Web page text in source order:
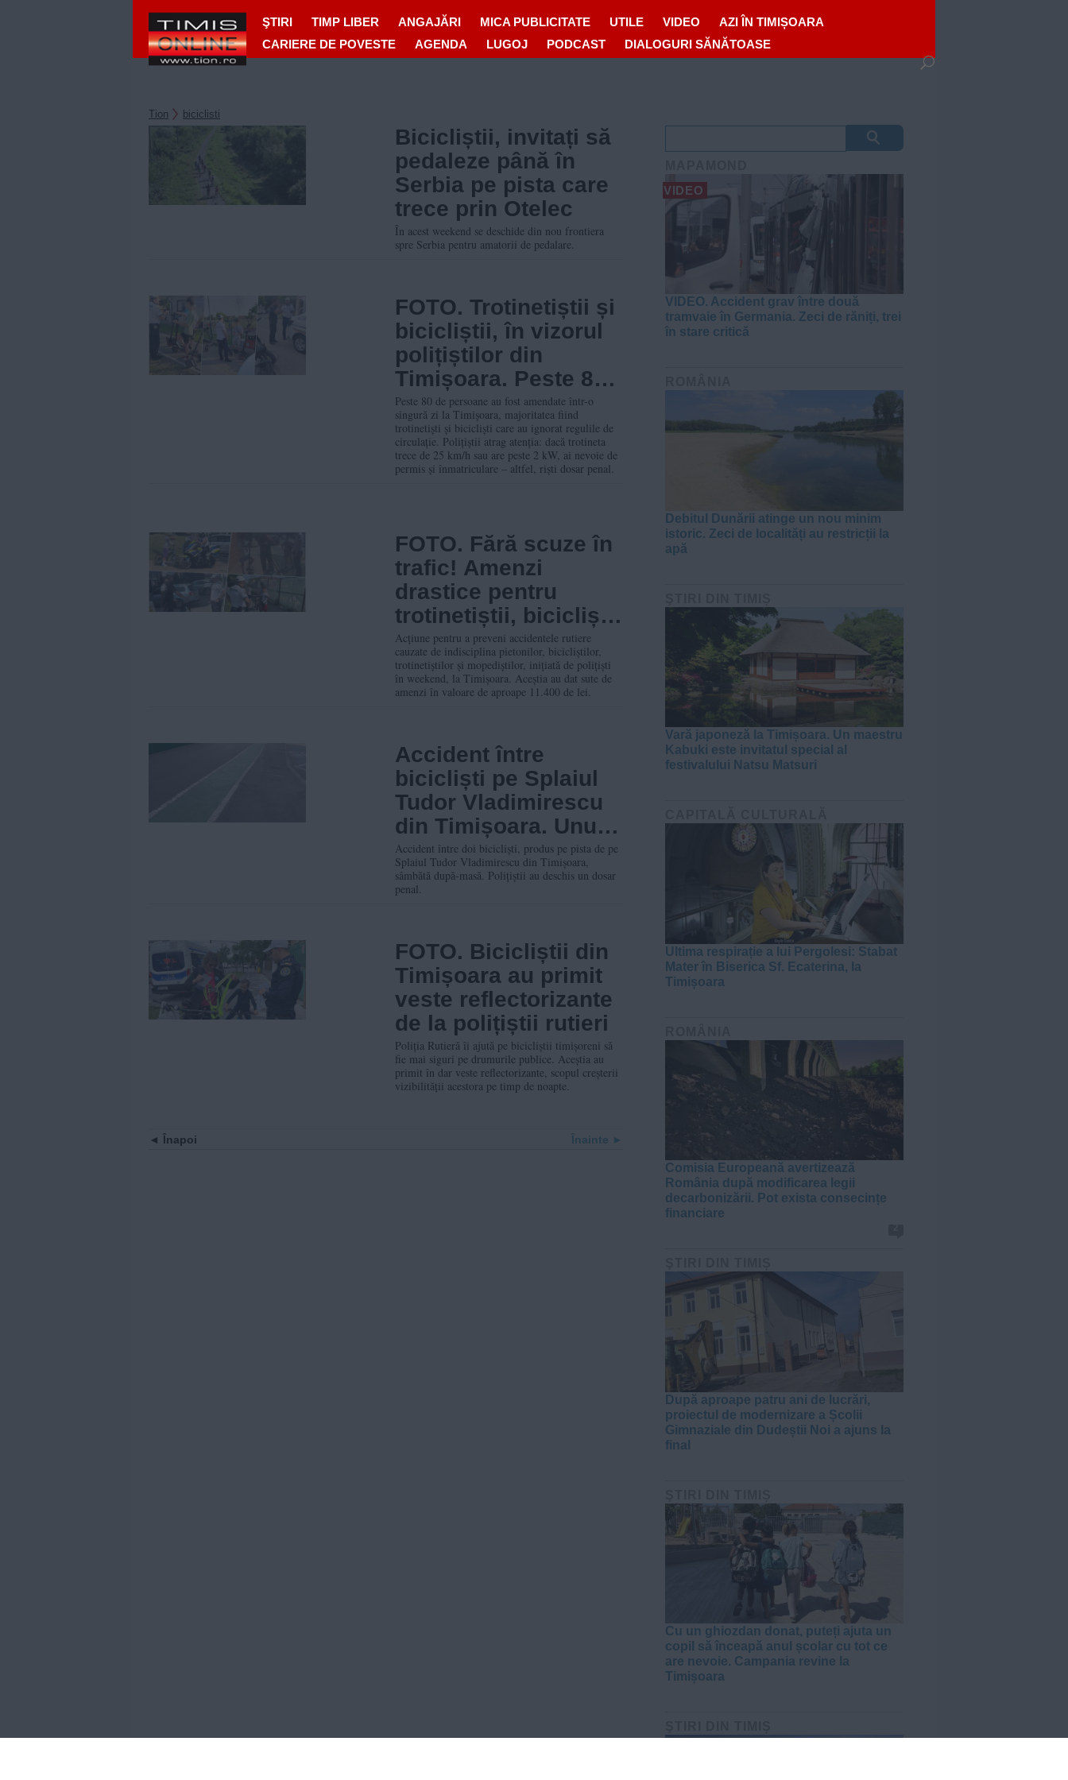
ŞTIRI TIMP LIBER ANGAJĂRI MICA PUBLICITATE UTILE VIDEO
AZI ÎN TIMIȘOARA
CARIERE DE POVESTE
AGENDA LUGOJ PODCAST DIALOGURI SĂNĂTOASE
Tion biciclisti
Bicicliștii, invitați să
pedaleze până în
Serbia pe pista care
trece prin Otelec
În acest weekend se deschide din nou frontiera
spre Serbia pentru amatorii de pedalare.
FOTO. Trotinetiștii și
bicicliștii, în vizorul
polițiștilor din
Timișoara. Peste 80
de amenzi în doar o
zi
Peste 80 de persoane au fost amendate într-o
singură zi la Timișoara, majoritatea fiind
trotinetiști și bicicliști care au ignorat regulile de
circulație. Polițiștii atrag atenția: dacă trotineta
trece de 25 km/h sau are peste 2 kW, ai nevoie de
permis și înmatriculare – altfel, riști dosar penal.
FOTO. Fără scuze în
trafic! Amenzi
drastice pentru
trotinetiștii, bicicliștii
și pietonii din
Timișoara, în
weekend
Acțiune pentru a preveni accidentele rutiere
cauzate de indisciplina pietonilor, bicicliștilor,
trotinetiștilor și mopediștilor, inițiată de polițiști
în weekend, la Timișoara. Aceștia au dat sute de
amenzi în valoare de aproape 11.400 de lei.
Accident între
bicicliști pe Splaiul
Tudor Vladimirescu
din Timișoara. Unul
dintre ei era băut
Accident între doi bicicliști, produs pe pista de pe
Splaiul Tudor Vladimirescu din Timișoara,
sâmbătă după-masă. Polițiștii au deschis un dosar
penal.
FOTO. Bicicliștii din
Timișoara au primit
veste reflectorizante
de la polițiștii rutieri
Poliția Rutieră îi ajută pe bicicliștii timișoreni să
fie mai siguri pe drumurile publice. Aceștia au
primit în dar veste reflectorizante, scopul creșterii
vizibilității acestora pe timp de noapte.
Înapoi Înainte
VIDEO
VIDEO. Accident grav între două
tramvaie în Germania. Zeci de răniți, trei
în stare critică
Debitul Dunării atinge un nou minim
istoric. Zeci de localități au restricții la
apă
Vară japoneză la Timișoara. Un maestru
Kabuki este invitatul special al
festivalului Natsu Matsuri
Ultima respirație a lui Pergolesi: Stabat
Mater în Biserica Sf. Ecaterina, la
Timișoara
Comisia Europeană avertizează
România după modificarea legii
decarbonizării. Pot exista consecințe
financiare
După aproape patru ani de lucrări,
proiectul de modernizare a Școlii
Gimnaziale din Dudeștii Noi a ajuns la
final
Cu un ghiozdan donat, puteți ajuta un
copil să înceapă anul școlar cu tot ce
are nevoie. Campania revine la
Timișoara